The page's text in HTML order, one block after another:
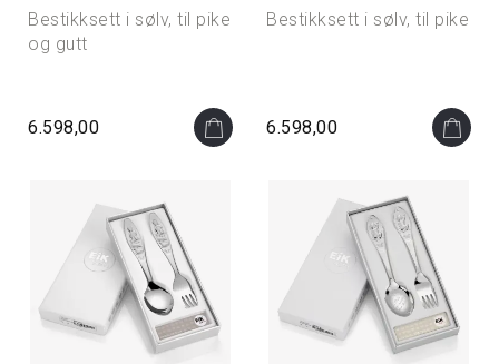
Bestikksett i sølv, til pike
og gutt
6.598,00
Bestikksett i sølv, til pike
6.598,00